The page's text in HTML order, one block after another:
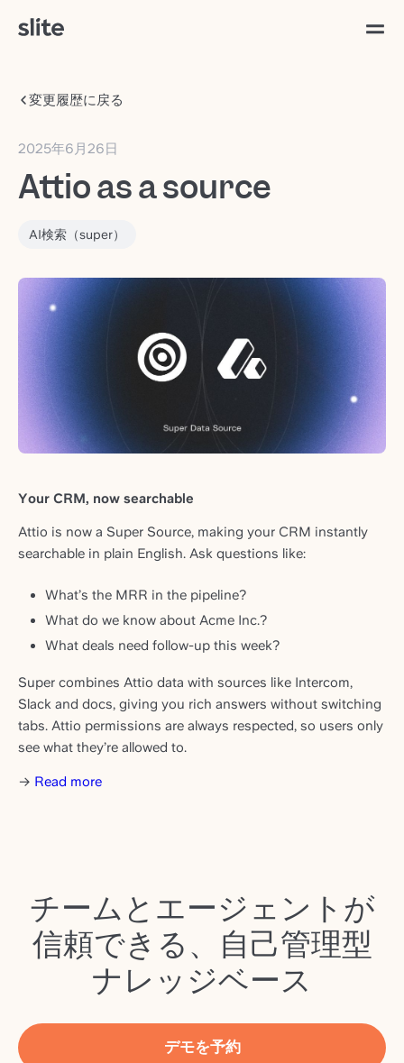
変更履歴に戻る
2025年6月26日
Attio as a source
AI検索（super）
Your CRM, now searchable
Attio is now a Super Source, making your CRM instantly
searchable in plain English. Ask questions like:
What’s the MRR in the pipeline?
What do we know about Acme Inc.?
What deals need follow-up this week?
Super combines Attio data with sources like Intercom,
Slack and docs, giving you rich answers without switching
tabs. Attio permissions are always respected, so users only
see what they’re allowed to.
→ Read more
チームとエージェントが
信頼できる、自己管理型
ナレッジベース
デモを予約